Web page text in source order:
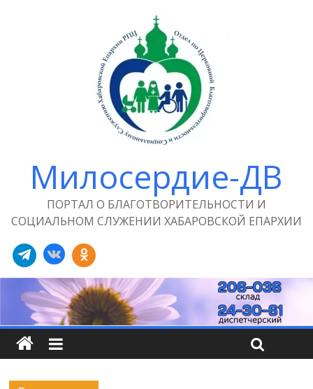
Милосердие-ДВ
ПОРТАЛ О БЛАГОТВОРИТЕЛЬНОСТИ И
СОЦИАЛЬНОМ СЛУЖЕНИИ ХАБАРОВСКОЙ ЕПАРХИИ